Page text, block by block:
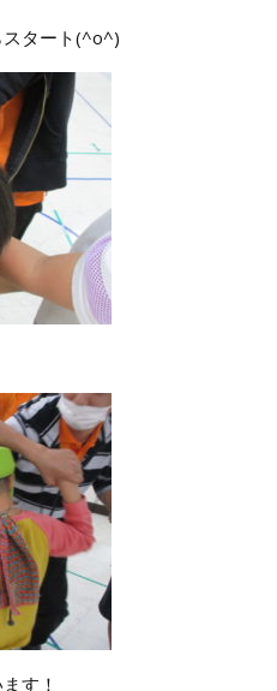
スタート(^o^)
す！